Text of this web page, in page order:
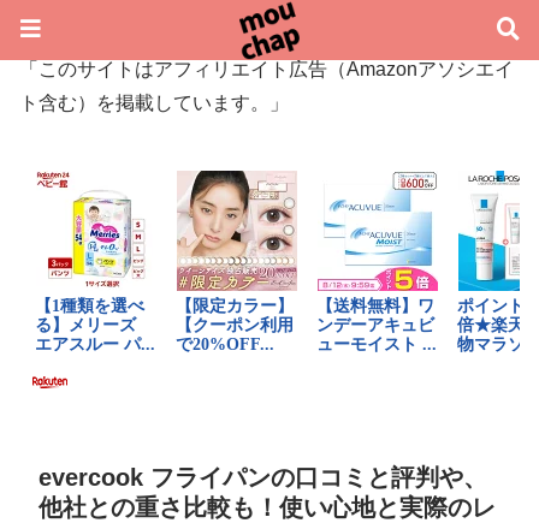
「このサイトはアフィリエイト広告（Amazonアソシエイ
ト含む）を掲載しています。」
evercook フライパンの口コミと評判や、
他社との重さ比較も！使い心地と実際のレ